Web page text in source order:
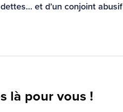
et d’un conjoint abusif
là pour vous !